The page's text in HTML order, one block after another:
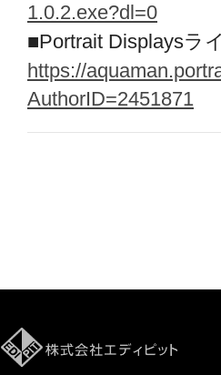
1.0.2.exe?dl=0
■Portrait Displaysラ
https://
AuthorID=2451871